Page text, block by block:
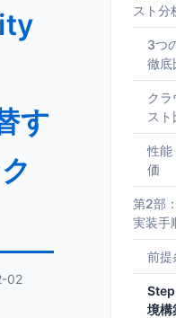
す
02
スト分
3つ
徹底
クラ
ス
性能
価
第2部
実装手
前提
Step
境構